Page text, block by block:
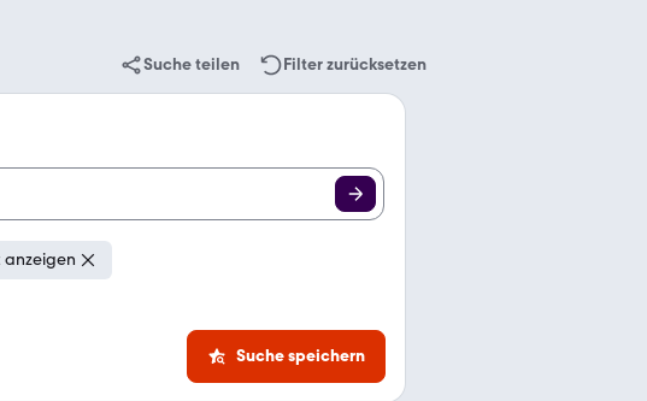
Suche teilen Filter zurücksetzen
anzeigen
Suche speichern